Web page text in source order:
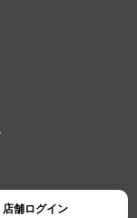
店舗ログイン